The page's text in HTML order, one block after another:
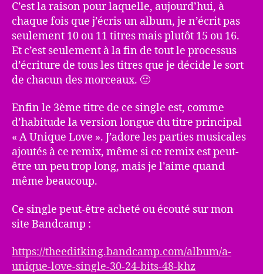
C’est la raison pour laquelle, aujourd’hui, à
chaque fois que j’écris un album, je n’écrit pas
seulement 10 ou 11 titres mais plutôt 15 ou 16.
Et c’est seulement à la fin de tout le processus
d’écriture de tous les titres que je décide le sort
de chacun des morceaux. 🙂
Enfin le 3ème titre de ce single est, comme
d’habitude la version longue du titre principal
« A Unique Love ». J’adore les parties musicales
ajoutés à ce remix, même si ce remix est peut-
être un peu trop long, mais je l’aime quand
même beaucoup.
Ce single peut-être acheté ou écouté sur mon
site Bandcamp :
https://theeditking.bandcamp.com/album/a-
unique-love-single-30-24-bits-48-khz